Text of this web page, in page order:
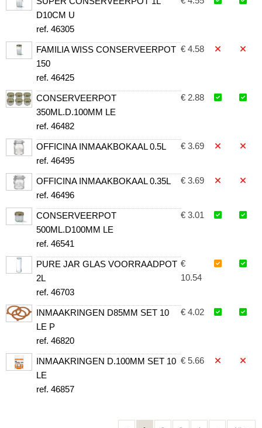
D10CM U
ref. 46305
FAMILIA WISS CONSERVEERPOT
150
ref. 46425
€ 4.58
CONSERVEERPOT
350ML.D.100MM LE
ref. 46482
€ 2.88
OFFICINA INMAAKBOKAAL 0.5L
ref. 46495
€ 3.69
OFFICINA INMAAKBOKAAL 0.35L
ref. 46496
€ 3.69
CONSERVEERPOT
500ML.D100MM LE
ref. 46541
€ 3.01
PURE JAR GLAS VOORRAADPOT
2L
ref. 46703
€
10.54
INMAAKRINGEN D85MM SET 10
LE P
ref. 46820
€ 4.02
INMAAKRINGEN D.100MM SET 10
LE
ref. 46857
€ 5.66